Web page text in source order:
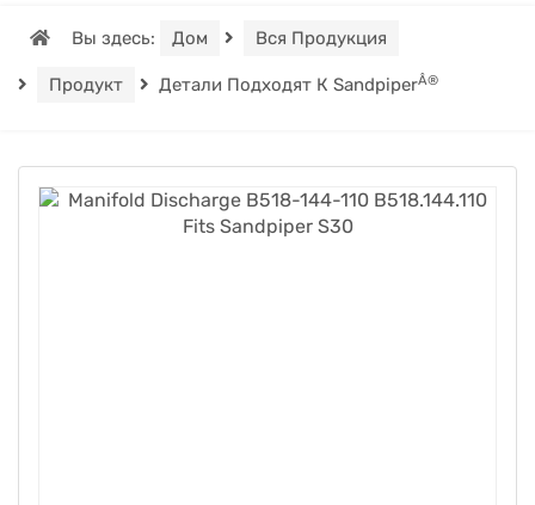
Вы здесь: Дом Вся Продукция
Продукт Детали Подходят К SandpiperÂ®